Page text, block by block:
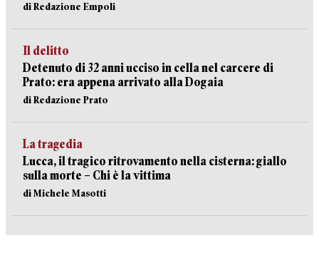
di Redazione Empoli
Il delitto
Detenuto di 32 anni ucciso in cella nel carcere di
Prato: era appena arrivato alla Dogaia
di Redazione Prato
La tragedia
Lucca, il tragico ritrovamento nella cisterna: giallo
sulla morte – Chi è la vittima
di Michele Masotti